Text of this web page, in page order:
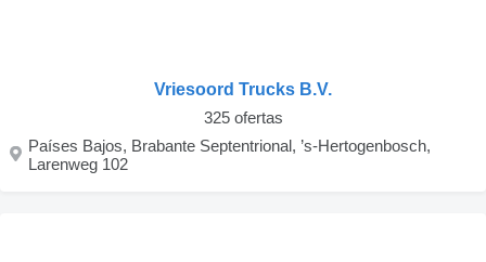
Vriesoord Trucks B.V.
325 ofertas
Países Bajos, Brabante Septentrional, ’s-Hertogenbosch,
Larenweg 102